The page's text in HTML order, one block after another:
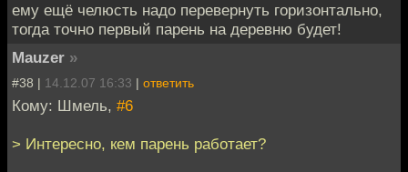
ему ещё челюсть надо перевернуть горизонтально,
тогда точно первый парень на деревню будет!
Mauzer »
#38 | 14.12.07 16:33 | ответить
Кому: Шмель, #6
> Интересно, кем парень работает?